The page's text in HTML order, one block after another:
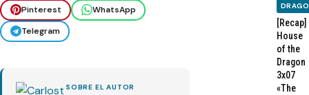
Pinterest
WhatsApp
Telegram
SOBRE EL AUTOR
[Recap]
House
of the
Dragon
3x07
«The